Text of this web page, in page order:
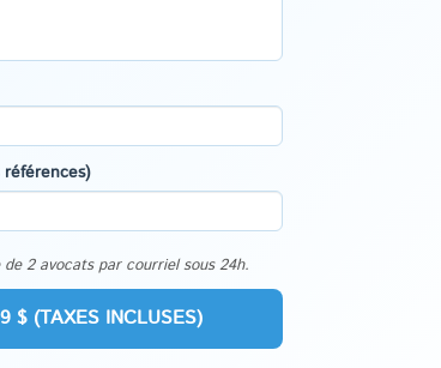
2 avocats par courriel sous 24h.